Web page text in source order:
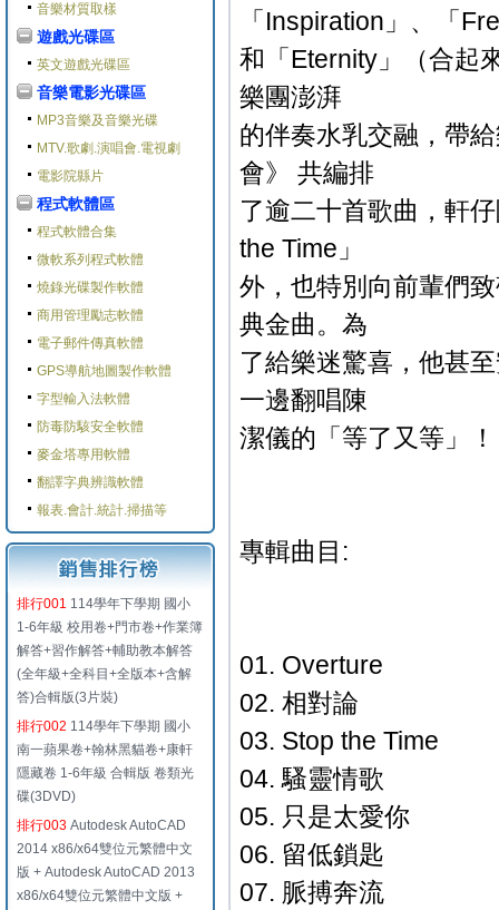
音樂材質取樣
遊戲光碟區
英文遊戲光碟區
音樂電影光碟區
MP3音樂及音樂光碟
MTV.歌劇.演唱會.電視劇
電影院縣片
程式軟體區
程式軟體合集
微軟系列程式軟體
燒錄光碟製作軟體
商用管理勵志軟體
電子郵件傳真軟體
GPS導航地圖製作軟體
字型輸入法軟體
防毒防駭安全軟體
麥金塔專用軟體
翻譯字典辨識軟體
報表.會計.統計.掃描等
排行001 114學年下學期 國小
1-6年級 校用卷+門市卷+作業簿
解答+習作解答+輔助教本解答
(全年級+全科目+全版本+含解
答)合輯版(3片裝)
排行002 114學年下學期 國小
南一蘋果卷+翰林黑貓卷+康軒
隱藏卷 1-6年級 合輯版 卷類光
碟(3DVD)
排行003 Autodesk AutoCAD
2014 x86/x64雙位元繁體中文
版 + Autodesk AutoCAD 2013
x86/x64雙位元繁體中文版 +
「Inspiration」、「
和「Eternity」（合起
樂團澎湃
的伴奏水乳交融，帶
會》 共編排
了逾二十首歌曲，軒
the Time」
外，也特別向前輩們
典金曲。為
了給樂迷驚喜，他甚
一邊翻唱陳
潔儀的「等了又等」！
專輯曲目:
01. Overture
02. 相對論
03. Stop the Time
04. 騷靈情歌
05. 只是太愛你
06. 留低鎖匙
07. 脈搏奔流